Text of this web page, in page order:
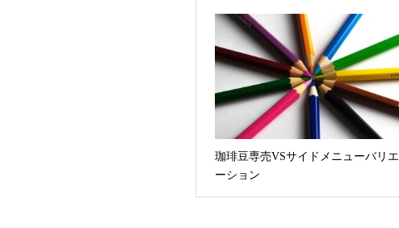
珈琲豆専売VSサイドメニューバリエ
ーション